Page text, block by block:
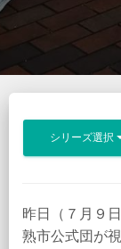
シリーズ選択
昨日（７月９
熟市公式団が